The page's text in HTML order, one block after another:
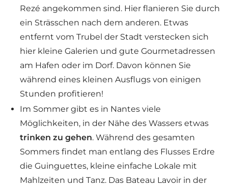
Rezé angekommen sind. Hier flanieren Sie durch
ein Strässchen nach dem anderen. Etwas
entfernt vom Trubel der Stadt verstecken sich
hier kleine Galerien und gute Gourmetadressen
am Hafen oder im Dorf. Davon können Sie
während eines kleinen Ausflugs von einigen
Stunden profitieren!
Im Sommer gibt es in Nantes viele
Möglichkeiten, in der Nähe des Wassers etwas
trinken zu gehen. Während des gesamten
Sommers findet man entlang des Flusses Erdre
die Guinguettes, kleine einfache Lokale mit
Mahlzeiten und Tanz. Das Bateau Lavoir in der